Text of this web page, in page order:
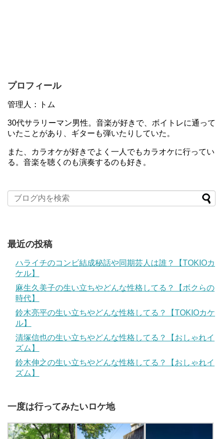
プロフィール
管理人：トム
30代サラリーマン男性。音楽が好きで、ボイトレに通って
いたことがあり、ギターも弾いたりしていた。
また、カラオケが好きでよく一人でもカラオケに行ってい
る。音楽を聴くのも演奏するのも好き。
最近の投稿
ハライチのコンビ結成秘話や同期芸人は誰？【TOKIOカ
ケル】
麻生久美子の生い立ちやどんな性格してる？【ボクらの
時代】
鈴木亮平の生い立ちやどんな性格してる？【TOKIOカケ
ル】
清塚信也の生い立ちやどんな性格してる？【おしゃれイ
ズム】
鈴木伸之の生い立ちやどんな性格してる？【おしゃれイ
ズム】
一度は行ってみたいロケ地